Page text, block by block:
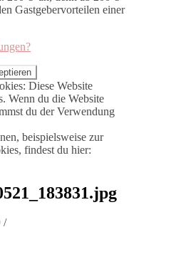
Gastgebervorteilen einer
Diese Website
Wenn du die Website
du der Verwendung
beispielsweise zur
findest du hier:
/